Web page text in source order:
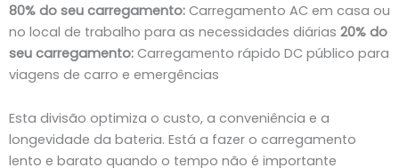
80% do seu carregamento: Carregamento AC em casa ou
no local de trabalho para as necessidades diárias 20% do
seu carregamento: Carregamento rápido DC público para
viagens de carro e emergências
Esta divisão optimiza o custo, a conveniência e a
longevidade da bateria. Está a fazer o carregamento
lento e barato quando o tempo não é importante